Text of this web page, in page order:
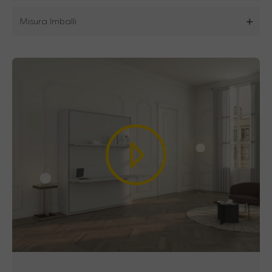
ecco il tuoletto già fatto con coperte e
Punti di forzaletto scomparsa
per un’apertura e chiusura dei
letti assistita ed ammortizzata, studiati per
rendere le varie movimentazioni semplici e
facili per tutti. (Vedi box a fianco per
maggiori Info).
Stuttura del letto
(cornice esterna)
solidi pannelli di 28 mm di
spessorein melaminico classe E1 conforme
Misura Imballi